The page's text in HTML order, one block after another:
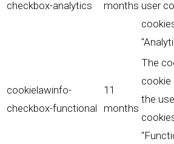
checkbox-analytics
months user
cookielawinfo-
checkbox-functional
11
months
The
cookie
the